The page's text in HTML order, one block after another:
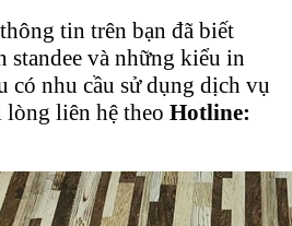
tin trên bạn đã biết
standee và những kiểu in
có nhu cầu sử dụng dịch vụ
liên hệ theo Hotline: